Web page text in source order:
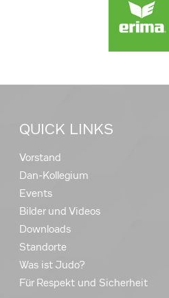
QUICK LINKS
Vorstand
Dan-Kollegium
Events
Bilder und Videos
Downloads
Standorte
Was ist Judo?
Für Respekt und Sicherheit